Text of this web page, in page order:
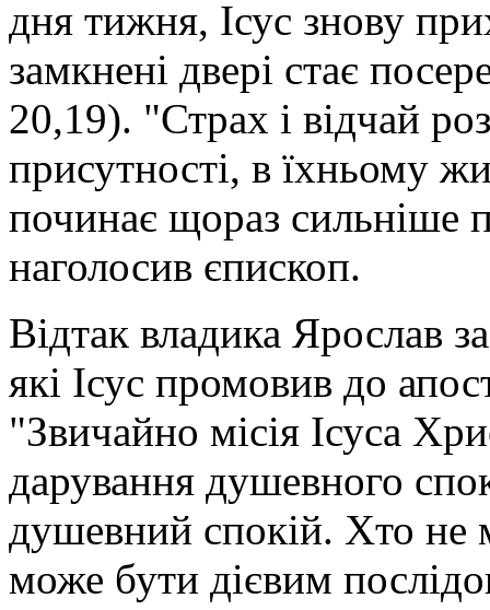
дня тижня, Ісус знову
замкнені двері стає
20,19). "Страх і відчай
присутності, в їхньому
починає щораз сильніше
наголосив єпископ.
Відтак владика Ярослав
які Ісус промовив до
"Звичайно місія Ісуса
дарування душевного
душевний спокій. Хто не
може бути дієвим